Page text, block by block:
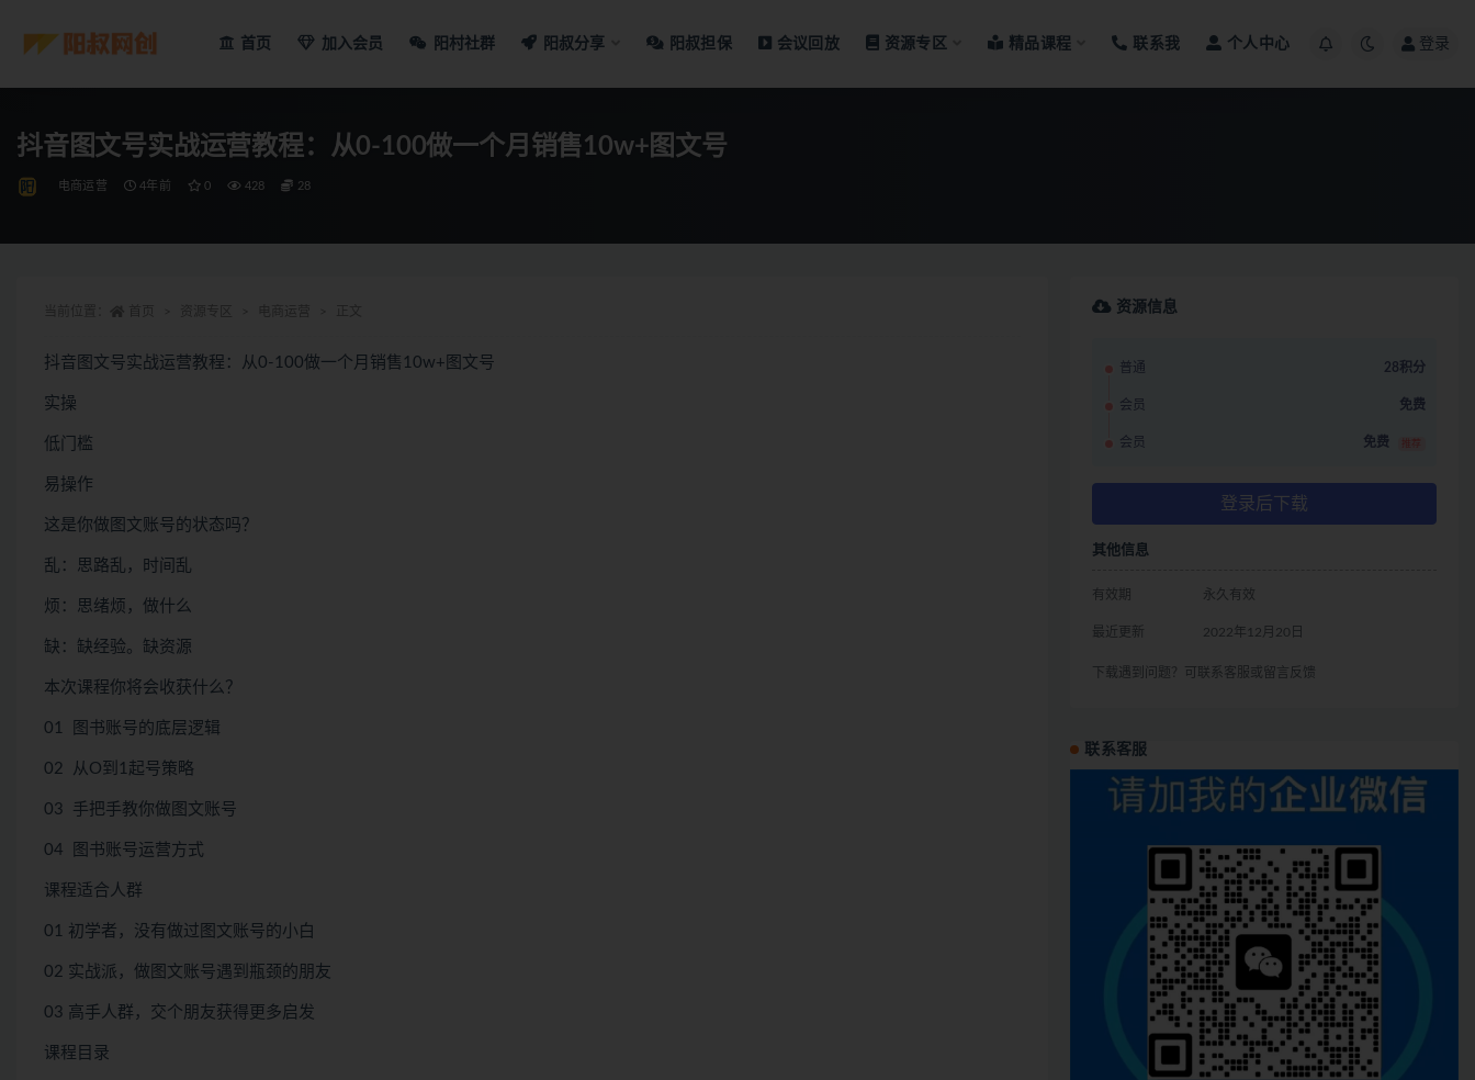
首页 加入会员 阳村社群 阳叔分享 阳叔担保 会议回放 资源专区 精品课程 联系我 个人中心 登录
抖音图文号实战运营教程：从0-100做一个月销售10w+图文号
电商运营 4年前 0 428 28
抖音图文号实战运营教程：从0-100做一个月销售10w+图文号
实操
低门槛
易操作
这是你做图文账号的状态吗？
乱：思路乱，时间乱
烦：思绪烦，做什么
缺：缺经验。缺资源
本次课程你将会收获什么？
01 图书账号的底层逻辑
02 从O到1起号策略
03 手把手教你做图文账号
04 图书账号运营方式
课程适合人群
01 初学者，没有做过图文账号的小白
02 实战派，做图文账号遇到瓶颈的朋友
03 高手人群，交个朋友获得更多启发
课程目录
资源信息
普通 28积分
会员 免费
会员 免费 推荐
登录后下载
其他信息
有效期 永久有效
最近更新 2022年12月20日
下载遇到问题？可联系客服或留言反馈
联系客服